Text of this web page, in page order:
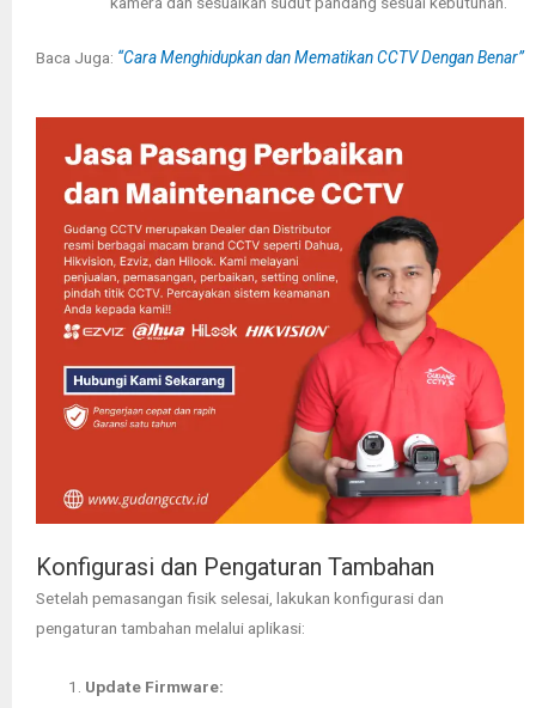
Baca Juga: “Cara Menghidupkan dan Mematikan CCTV Dengan Benar”
Konfigurasi dan Pengaturan Tambahan
Setelah pemasangan fisik selesai, lakukan konfigurasi dan
pengaturan tambahan melalui aplikasi:
Update Firmware: